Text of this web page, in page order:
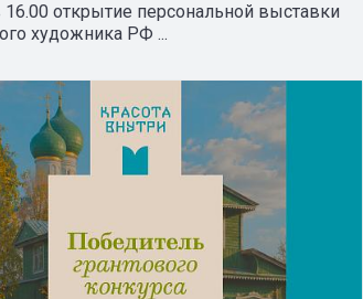
16.00 открытие персональной выставки
художника РФ ...